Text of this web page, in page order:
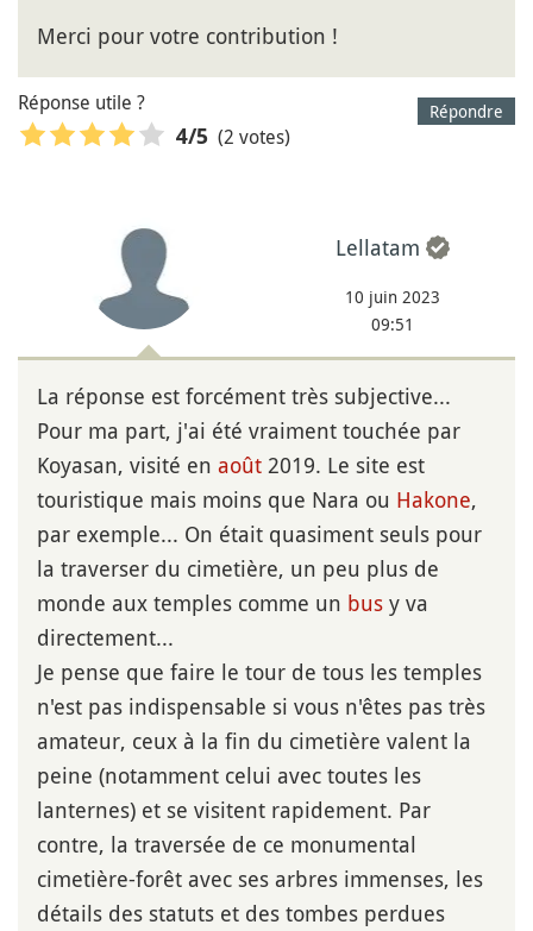
Merci pour votre contribution !
Répondre
Réponse utile ?
4/5 (2 votes)
Lellatam
10 juin 2023
09:51
La réponse est forcément très subjective...
Pour ma part, j'ai été vraiment touchée par
Koyasan, visité en août 2019. Le site est
touristique mais moins que Nara ou Hakone,
par exemple... On était quasiment seuls pour
la traverser du cimetière, un peu plus de
monde aux temples comme un bus y va
directement...
Je pense que faire le tour de tous les temples
n'est pas indispensable si vous n'êtes pas très
amateur, ceux à la fin du cimetière valent la
peine (notamment celui avec toutes les
lanternes) et se visitent rapidement. Par
contre, la traversée de ce monumental
cimetière-forêt avec ses arbres immenses, les
détails des statuts et des tombes perdues